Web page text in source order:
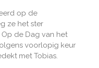
op de
ze het ster
de Dag van het
voorlopig keur
met Tobias.